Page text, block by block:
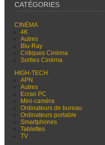
CATÉGORIES
CINÉMA
4K
Autres
Blu-Ray
Critiques Cinéma
Sorties Cinéma
HIGH-TECH
APN
Autres
Ecran PC
Mini-caméra
Ordinateurs de bureau
Ordinateurs portable
Smartphones
Tablettes
TV